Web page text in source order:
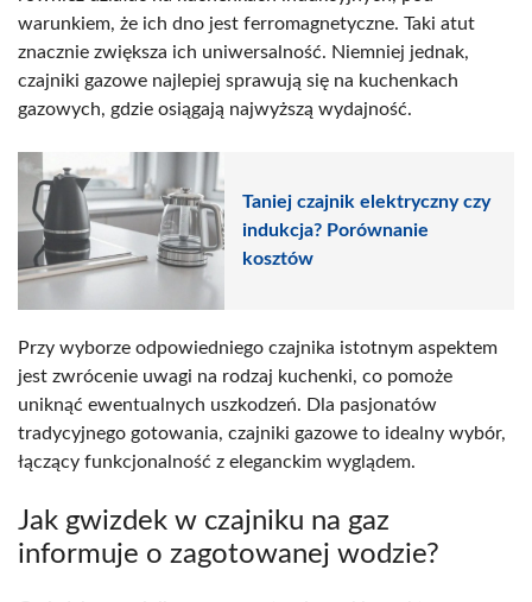
warunkiem, że ich dno jest ferromagnetyczne. Taki atut
znacznie zwiększa ich uniwersalność. Niemniej jednak,
czajniki gazowe najlepiej sprawują się na kuchenkach
gazowych, gdzie osiągają najwyższą wydajność.
Taniej czajnik elektryczny czy
indukcja? Porównanie
kosztów
Przy wyborze odpowiedniego czajnika istotnym aspektem
jest zwrócenie uwagi na rodzaj kuchenki, co pomoże
uniknąć ewentualnych uszkodzeń. Dla pasjonatów
tradycyjnego gotowania, czajniki gazowe to idealny wybór,
łączący funkcjonalność z eleganckim wyglądem.
Jak gwizdek w czajniku na gaz
informuje o zagotowanej wodzie?